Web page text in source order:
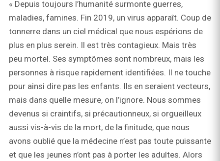
« Depuis toujours l’humanité surmonte guerres,
maladies, famines. Fin 2019, un virus apparaît. Coup de
tonnerre dans un ciel médical que nous espérions de
plus en plus serein. Il est très contagieux. Mais très
peu mortel. Ses symptômes sont nombreux, mais les
personnes à risque rapidement identifiées. Il ne touche
pour ainsi dire pas les enfants. Ils en seraient vecteurs,
mais dans quelle mesure, on l’ignore. Nous sommes
devenus si craintifs, si précautionneux, si orgueilleux
aussi vis-à-vis de la mort, de la finitude, que nous
avons oublié que la médecine n’est pas toute puissante
et que les jeunes n’ont pas à porter les adultes. Alors